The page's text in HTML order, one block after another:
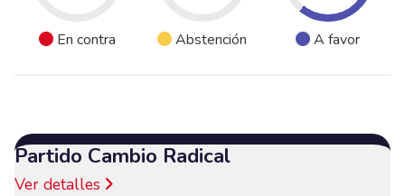
En contra Abstención A favor
Partido Cambio Radical
Ver detalles